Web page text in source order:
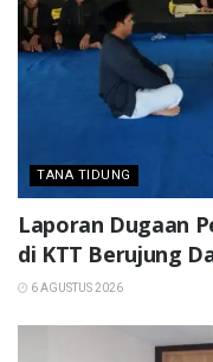
TANA TIDUNG
Laporan Dugaan
di KTT Berujung
6 AGUSTUS 2026